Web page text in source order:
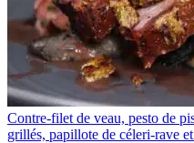
Contre-filet de veau, pesto de
grillés, papillote de céleri-rave